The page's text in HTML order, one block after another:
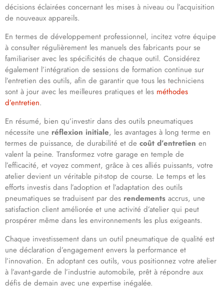
décisions éclairées concernant les mises à niveau ou l’acquisition
de nouveaux appareils.
En termes de développement professionnel, incitez votre équipe
à consulter régulièrement les manuels des fabricants pour se
familiariser avec les spécificités de chaque outil. Considérez
également l’intégration de sessions de formation continue sur
l’entretien des outils, afin de garantir que tous les techniciens
sont à jour avec les meilleures pratiques et les méthodes
d’entretien.
En résumé, bien qu’investir dans des outils pneumatiques
nécessite une réflexion initiale, les avantages à long terme en
termes de puissance, de durabilité et de coût d’entretien en
valent la peine. Transformez votre garage en temple de
l’efficacité, et voyez comment, grâce à ces alliés puissants, votre
atelier devient un véritable pit-stop de course. Le temps et les
efforts investis dans l’adoption et l’adaptation des outils
pneumatiques se traduisent par des rendements accrus, une
satisfaction client améliorée et une activité d’atelier qui peut
prospérer même dans les environnements les plus exigeants.
Chaque investissement dans un outil pneumatique de qualité est
une déclaration d’engagement envers la performance et
l’innovation. En adoptant ces outils, vous positionnez votre atelier
à l’avant-garde de l’industrie automobile, prêt à répondre aux
défis de demain avec une expertise inégalée.